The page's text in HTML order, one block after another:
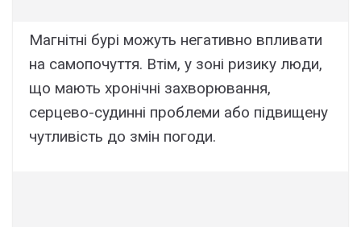
Магнітні бурі можуть негативно впливати
на самопочуття. Втім, у зоні ризику люди,
що мають хронічні захворювання,
серцево-судинні проблеми або підвищену
чутливість до змін погоди.